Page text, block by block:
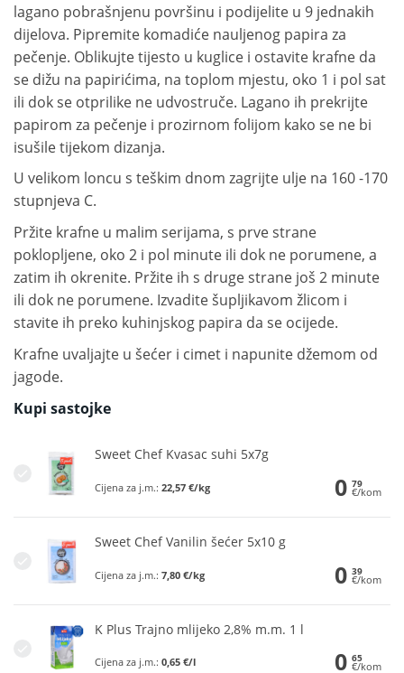
lagano pobrašnjenu površinu i podijelite u 9 jednakih
dijelova. Pipremite komadiće nauljenog papira za
pečenje. Oblikujte tijesto u kuglice i ostavite krafne da
se dižu na papirićima, na toplom mjestu, oko 1 i pol sat
ili dok se otprilike ne udvostruče. Lagano ih prekrijte
papirom za pečenje i prozirnom folijom kako se ne bi
isušile tijekom dizanja.
U velikom loncu s teškim dnom zagrijte ulje na 160 -170
stupnjeva C.
Pržite krafne u malim serijama, s prve strane
poklopljene, oko 2 i pol minute ili dok ne porumene, a
zatim ih okrenite. Pržite ih s druge strane još 2 minute
ili dok ne porumene. Izvadite šupljikavom žlicom i
stavite ih preko kuhinjskog papira da se ocijede.
Krafne uvaljajte u šećer i cimet i napunite džemom od
jagode.
Kupi sastojke
Sweet Chef Kvasac suhi 5x7g
Cijena za j.m.: 22,57 €/kg 0 79
€/kom
Sweet Chef Vanilin šećer 5x10 g
Cijena za j.m.: 7,80 €/kg 0 39
€/kom
K Plus Trajno mlijeko 2,8% m.m. 1 l
Cijena za j.m.: 0,65 €/l 0 65
€/kom